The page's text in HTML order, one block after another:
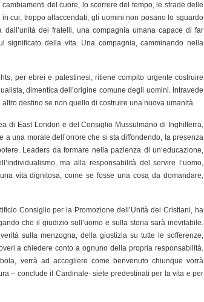
del cuore, lo scorrere del tempo, le strade delle
cui, troppo affaccendati, gli uomini non posano lo sguardo
dei fratelli, una compagnia umana capace di far
significato della vita. Una compagnia, camminando nella
per ebrei e palestinesi, ritiene compito urgente costruire
dimentica dell’origine comune degli uomini. Intravede
destino se non quello di costruire una nuova umanità.
di East London e del Consiglio Mussulmano di Inghilterra,
una morale dell’orrore che si sta diffondendo, la presenza
Leaders da formare nella pazienza di un’educazione,
ma alla responsabilità del servire l’uomo,
vita dignitosa, come se fosse una cosa da domandare,
Consiglio per la Promozione dell’Unità dei Cristiani, ha
che il giudizio sull’uomo e sulla storia sarà inevitabile.
sulla menzogna, della giustizia su tutte le sofferenze,
a chiedere conto a ognuno della propria responsabilità.
verrà ad accogliere come benvenuto chiunque vorrà
– conclude il Cardinale- siete predestinati per la vita e per